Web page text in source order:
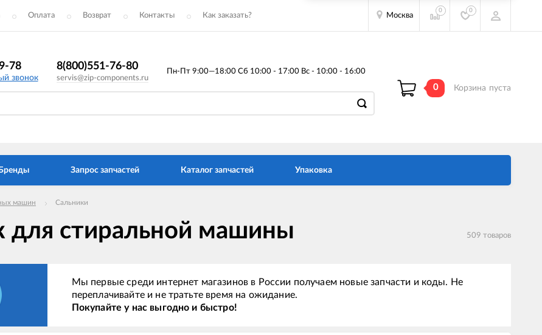
Оплата Возврат Контакты Как заказать? Москва
0 0
78
звонок
8(800)551-76-80
servis@zip-components.ru
Пн-Пт 9:00—18:00 Сб 10:00 - 17:00 Вс - 10:00 - 16:00
0 Корзина пуста
Бренды Запрос запчастей Каталог запчастей Упаковка
машин Сальники
для стиральной машины 509 товаров
Мы первые среди интернет магазинов в России получаем новые запчасти и коды. Не
переплачивайте и не тратьте время на ожидание.
Покупайте у нас выгодно и быстро!